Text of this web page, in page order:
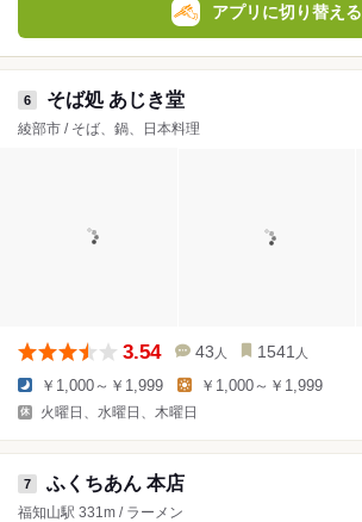
アプリに切り替える
6 そば処 あじき堂
綾部市 / そば、鍋、日本料理
3.54 43 人 1541 人
￥1,000～￥1,999 ￥1,000～￥1,999
火曜日、水曜日、木曜日
7 ふくちあん 本店
福知山駅 331m / ラーメン